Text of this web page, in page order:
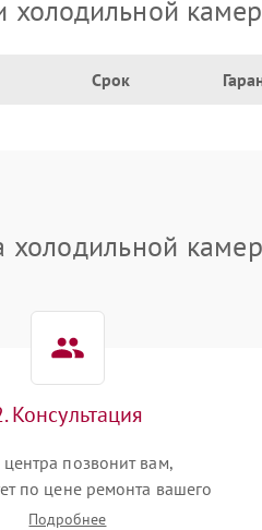
холодильной
Срок
холодильной
Консультация
позвонит вам,
по цене ремонта вашего
а также ответит на все
Подробнее